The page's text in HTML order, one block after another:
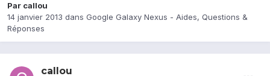
Par callou
14 janvier 2013 dans Google Galaxy Nexus - Aides, Questions &
Réponses
callou